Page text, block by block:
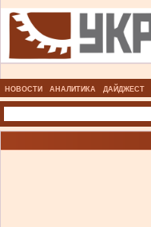
НОВОСТИ АНАЛИТИКА ДАЙДЖЕСТ